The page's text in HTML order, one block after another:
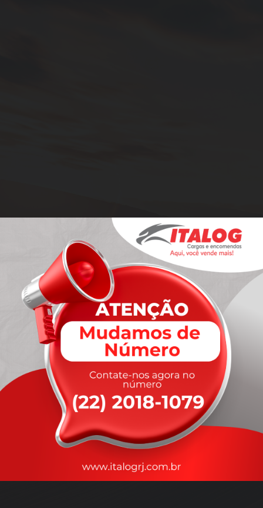
rapidez
que você precisa,
com a qualidade que vocêmerece.
Nossos motoristas são treinados para garantir a máxima
durante o transporte, com rastreamento em tempo real.